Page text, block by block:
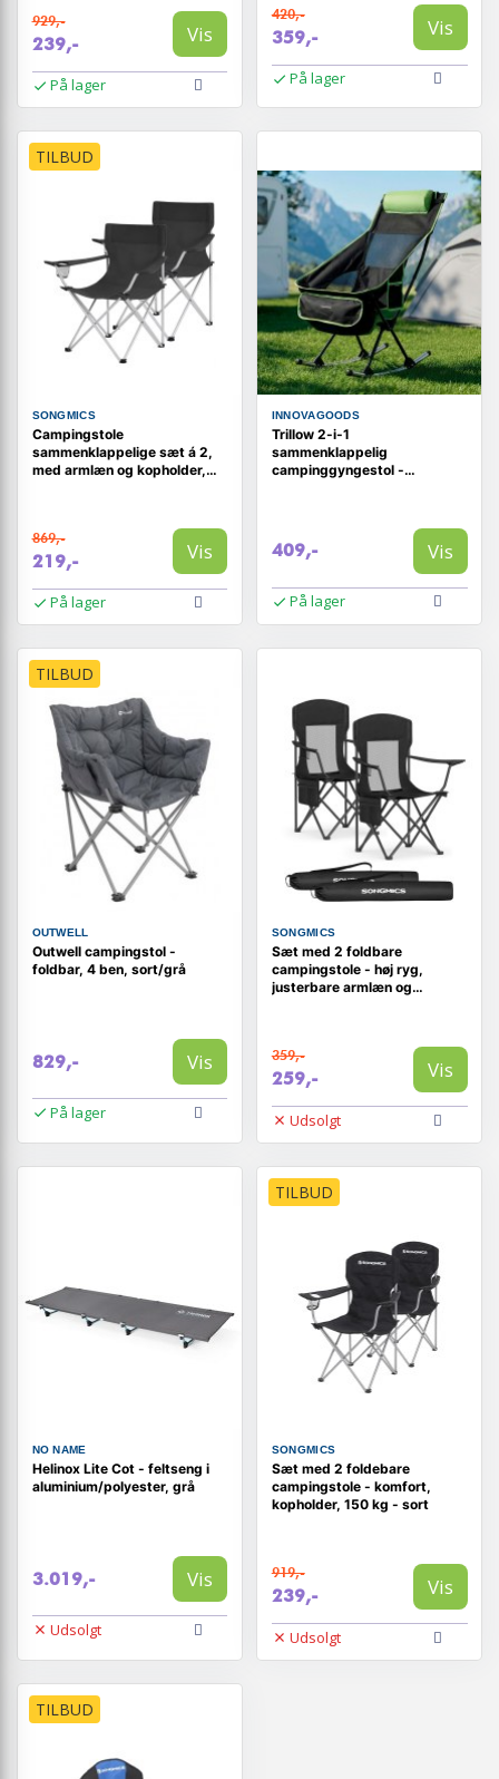
929,-
239,- Vis
På lager
420,-
359,- Vis
På lager
TILBUD
SONGMICS
Campingstole
sammenklappelige sæt á 2,
med armlæn og kopholder,
869,-
219,- Vis
På lager
INNOVAGOODS
Trillow 2-i-1
sammenklappelig
campinggyngestol -
409,- Vis
På lager
TILBUD
OUTWELL
Outwell campingstol -
foldbar, 4 ben, sort/grå
829,- Vis
På lager
SONGMICS
Sæt med 2 foldbare
campingstole - høj ryg,
justerbare armlæn og
359,-
259,- Vis
Udsolgt
NO NAME
Helinox Lite Cot - feltseng i
aluminium/polyester, grå
3.019,- Vis
Udsolgt
TILBUD
SONGMICS
Sæt med 2 foldebare
campingstole - komfort,
kopholder, 150 kg - sort
919,-
239,- Vis
Udsolgt
TILBUD